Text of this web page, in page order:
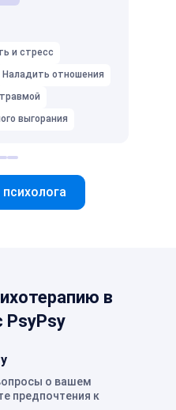
и стресс
Наладить отношения
выгорания
в
PsyPsy
о вашем
предпочтения к